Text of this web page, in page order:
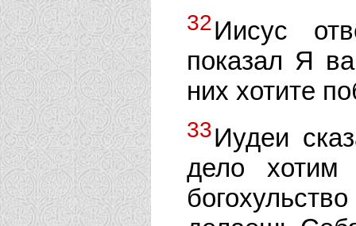
32Иисус
показал Я
них хотите
33Иудеи
дело